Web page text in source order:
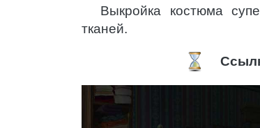
Выкройка костюма
тканей.